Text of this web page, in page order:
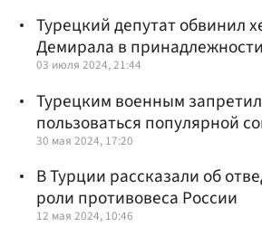
Турецкий депутат обвинил
Демирала в
03 июля 2024, 21:44
Турецким военным
пользоваться популярной
30 мая 2024, 17:20
В Турции рассказали об
роли противовеса России
12 мая 2024, 10:46